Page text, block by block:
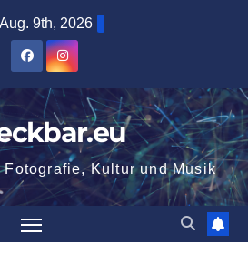
9th, 2026
Fotografie, Kultur und Musik